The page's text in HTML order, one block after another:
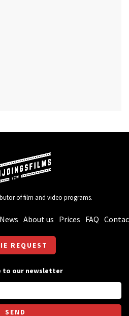
of film and video programs.
News About us Prices FAQ
REQUEST
to our newsletter